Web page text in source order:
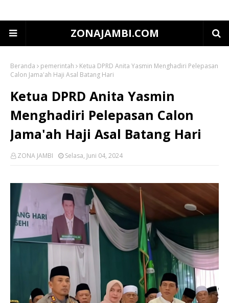
ZONAJAMBI.COM
Beranda pemerintah
Ketua DPRD Anita Yasmin Menghadiri Pelepasan
Calon Jama'ah Haji Asal Batang Hari
Ketua DPRD Anita Yasmin
Menghadiri Pelepasan Calon
Jama'ah Haji Asal Batang Hari
ZONA JAMBI Selasa, Juni 04, 2024